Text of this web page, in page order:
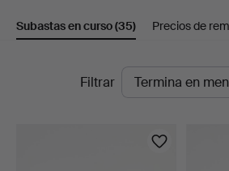
en
Auktionsverk
Subastas en curso(35) Precios de
SubastasFiltrar